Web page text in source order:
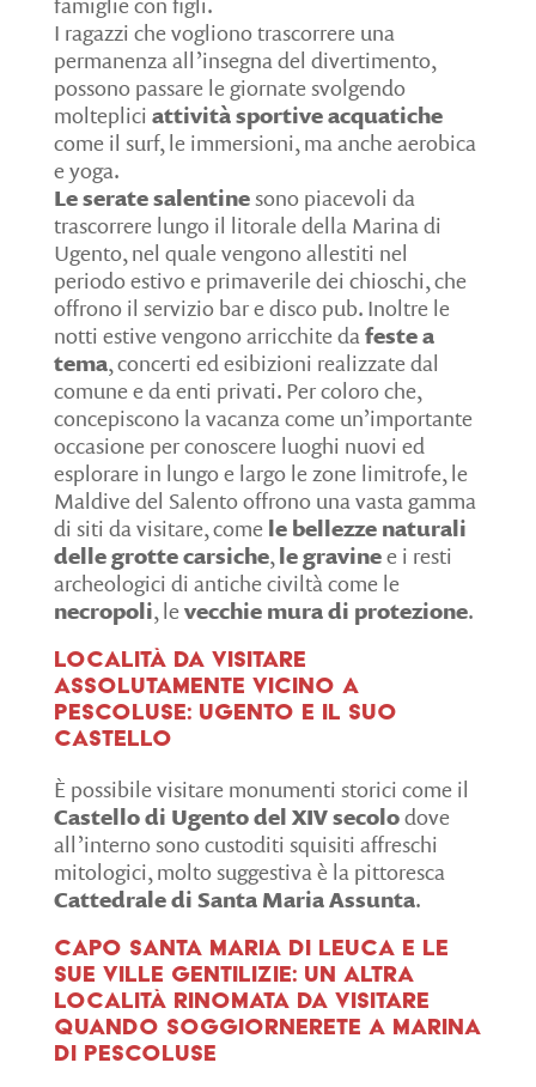
I ragazzi che vogliono trascorrere una
permanenza all’insegna del divertimento,
possono passare le giornate svolgendo
molteplici attività sportive acquatiche
come il surf, le immersioni, ma anche aerobica
e yoga.
Le serate salentinesono piacevoli da
trascorrere lungo il litorale della Marina di
Ugento, nel quale vengono allestiti nel
periodo estivo e primaverile dei chioschi, che
offrono il servizio bar e disco pub. Inoltre le
notti estive vengono arricchite dafeste a
tema, concerti ed esibizioni realizzate dal
comune e da enti privati. Per coloro che,
concepiscono la vacanza come un’importante
occasione per conoscere luoghi nuovi ed
esplorare in lungo e largo le zone limitrofe, le
Maldive del Salento offrono una vasta gamma
di siti da visitare, come le bellezze naturali
delle grotte carsiche,le gravinee i resti
archeologici di antiche civiltà come le
necropoli, levecchie mura di protezione.
Località da visitare
assolutamente vicino a
Pescoluse: Ugento e il suo
castello
È possibile visitare monumenti storici come il
Castello di Ugento del XIV secolodove
all’interno sono custoditi squisiti affreschi
mitologici, molto suggestiva è la pittoresca
Cattedrale di Santa Maria Assunta.
Capo Santa Maria di Leuca e le
sue ville gentilizie: un altra
località rinomata da visitare
quando soggiornerete a Marina
di Pescoluse